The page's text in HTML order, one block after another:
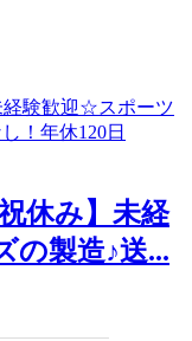
休み】未経
の製造♪送...